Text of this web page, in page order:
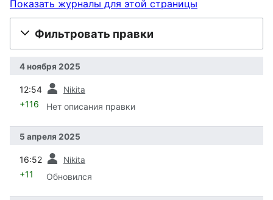
Показать журналы для этой страницы
Фильтровать правки
4 ноября 2025
12:54 Nikita
+116 Нет описания правки
5 апреля 2025
16:52 Nikita
+11 Обновился